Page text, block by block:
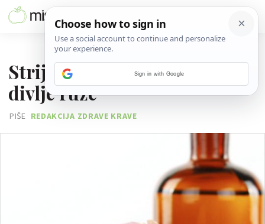
Strije na koži ublaži uljem
divlje ruže
PIŠE REDAKCIJA ZDRAVE KRAVE
Sign in with Google